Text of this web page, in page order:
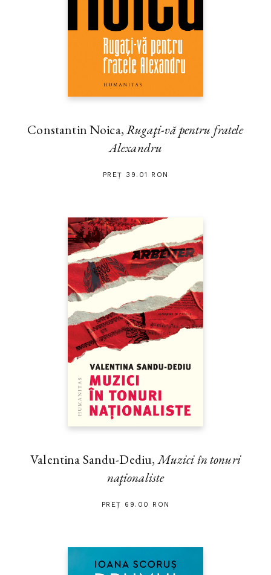
Constantin Noica,Rugaţi-vă pentru fratele
Alexandru
PREȚ 39.01 RON
Valentina Sandu-Dediu,Muzici în tonuri
naţionaliste
PREȚ 69.00 RON